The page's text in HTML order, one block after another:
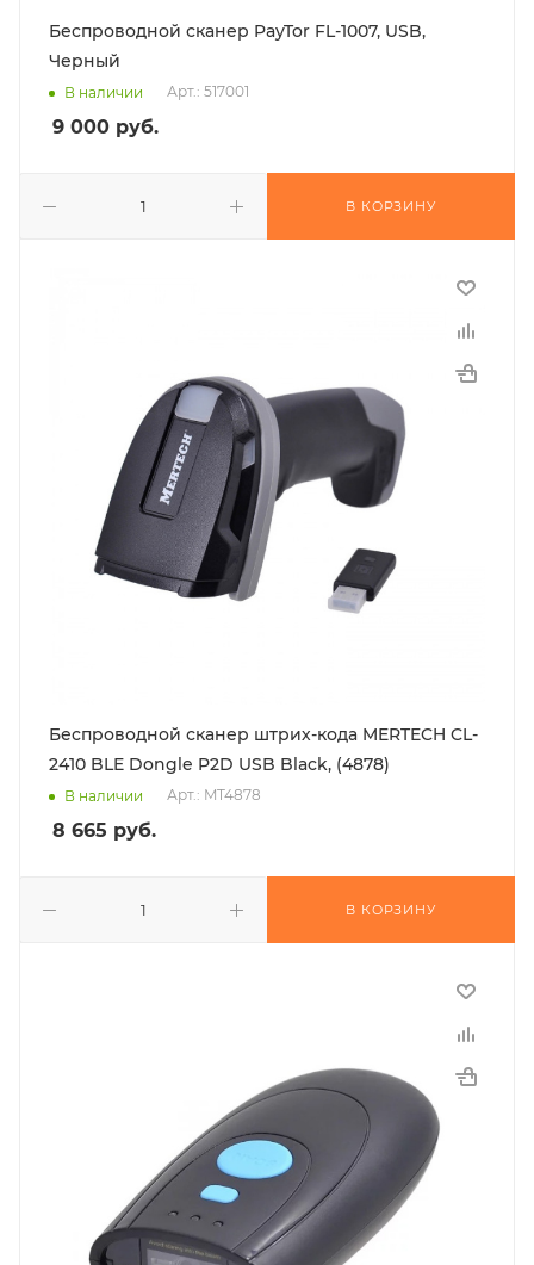
Беспроводной сканер PayTor FL-1007, USB,
Черный
В наличии Арт.: 517001
9 000 руб.
В КОРЗИНУ
Беспроводной сканер штрих-кода MERTECH CL-
2410 BLE Dongle P2D USB Black, (4878)
В наличии Арт.: MT4878
8 665 руб.
В КОРЗИНУ